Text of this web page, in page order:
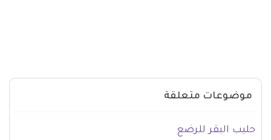
موضوعات متعلقة
حليب البقر للرضع